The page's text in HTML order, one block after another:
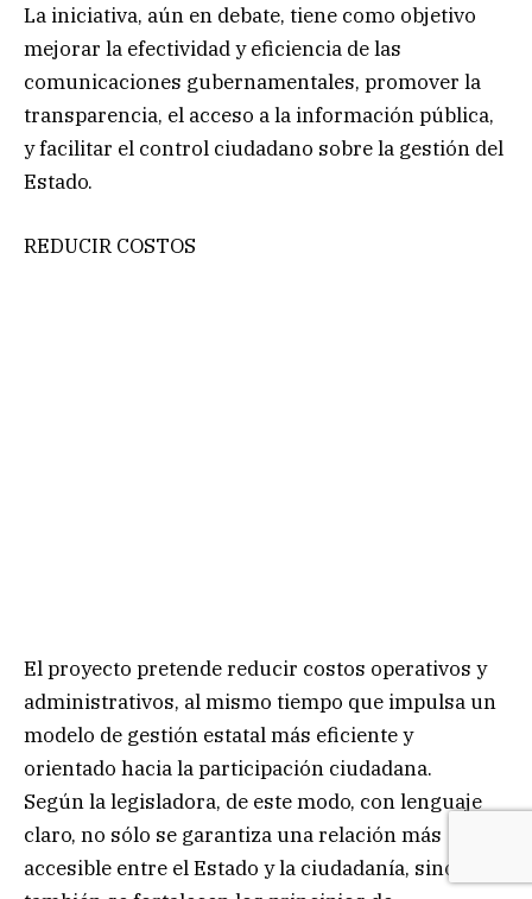
La iniciativa, aún en debate, tiene como objetivo
mejorar la efectividad y eficiencia de las
comunicaciones gubernamentales, promover la
transparencia, el acceso a la información pública,
y facilitar el control ciudadano sobre la gestión del
Estado.
REDUCIR COSTOS
El proyecto pretende reducir costos operativos y
administrativos, al mismo tiempo que impulsa un
modelo de gestión estatal más eficiente y
orientado hacia la participación ciudadana.
Según la legisladora, de este modo, con lenguaje
claro, no sólo se garantiza una relación más
accesible entre el Estado y la ciudadanía, sino que